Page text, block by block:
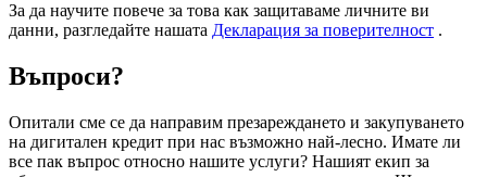
За да научите повече за това как защитаваме личните ви
данни, разгледайте нашата Декларация за поверителност .
Въпроси?
Опитали сме се да направим презареждането и закупуването
на дигитален кредит при нас възможно най-лесно. Имате ли
все пак въпрос относно нашите услуги? Нашият екип за